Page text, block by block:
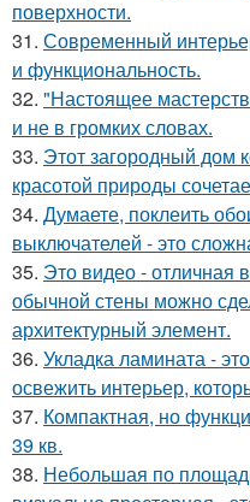
поверхности.
31. Современный
и функциональность.
32. "Настоящее
и не в громких словах.
33. Этот загородный дом
красотой природы
34. Думаете, поклеить
выключателей - это
35. Это видео - отличная
обычной стены можно
архитектурный элемент.
36. Укладка ламината -
освежить интерьер,
37. Компактная, но
39 кв.
38. Небольшая по